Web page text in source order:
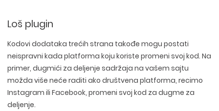
Loš plugin
Kodovi dodataka trećih strana takođe mogu postati
neispravni kada platforma koju koriste promeni svoj kod. Na
primer, dugmići za deljenje sadržaja na vašem sajtu
možda više neće raditi ako društvena platforma, recimo
Instagram ili Facebook, promeni svoj kod za dugme za
deljenje.